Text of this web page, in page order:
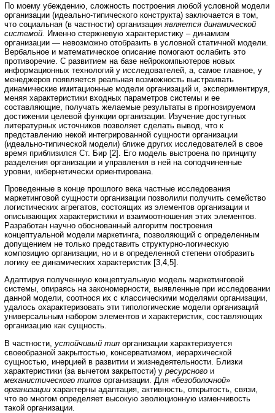
По моему убеждению, сложность построения любой условной модели
организации (идеально-типического конструкта) заключается в том,
что социальная (в частности) организация является динамической
системой.
Именно стержневую характеристику – динамизм
организации — невозможно отобразить в условной статичной модели.
Вербальное и математическое описание помогают ослабить это
противоречие. С развитием на базе нейрокомпьютеров новых
информационных технологий у исследователей, а, самое главное, у
менеджеров появляется реальная возможность выстраивать
динамические имитационные модели организаций и, экспериментируя,
меняя характеристики входных параметров системы и ее
составляющие, получать желаемые результаты в прогнозируемом
достижении целевой функции организации. Изучение доступных
литературных источников позволяет сделать вывод, что к
представлению некой интегрированной сущности организации
(идеально-типической модели) ближе других исследователей в свое
время приблизился Ст. Бир [2]. Его модель выстроена по принципу
разделения организации и управления в ней на соподчиненные
уровни, кибернетически ориентирована.
Проведенные в конце прошлого века частные исследования
маркетинговой сущности организации позволили получить семейство
логистических агрегатов, состоящих из элементов организации и
описывающих характеристики и взаимоотношения этих элементов.
Разработан научно обоснованный алгоритм построения
концептуальной модели маркетинга, позволяющий с определенным
допущением не только представить структурно-логическую
композицию организации, но и в определенной степени отобразить
логику ее динамических характеристик [3,4,5].
Адаптируя полученную концептуальную модель маркетинговой
системы, опираясь на закономерности, выявленные при исследовании
данной модели, соотнося их с классическими моделями организации,
удалось охарактеризовать эти типологические модели организаций
универсальным набором элементов и характеристик, составляющих
организацию как сущность.
В частности, устойчивый тип организации характеризуется
своеобразной закрытостью, консерватизмом, иерархической
сущностью, инерцией в развитии и жизнедеятельности. Близки
характеристики (за вычетом закрытости) у ресурсного и
механистического типов организации. Для «безоболочной»
организации характерны адаптация, активность, открытость, связи,
что во многом определяет высокую эволюционную изменчивость
такой организации.